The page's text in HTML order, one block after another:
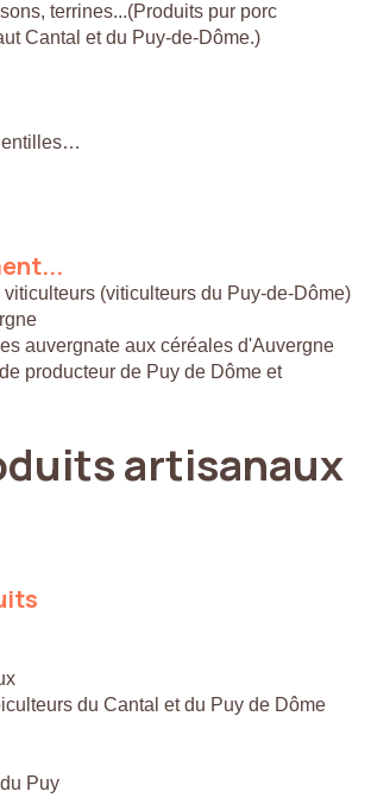
terrines...(Produits pur porc
Cantal et du Puy-de-Dôme.)
viticulteurs (viticulteurs du Puy-de-Dôme)
auvergnate aux céréales d'Auvergne
producteur de Puy de Dôme et
artisanaux
du Cantal et du Puy de Dôme
Puy